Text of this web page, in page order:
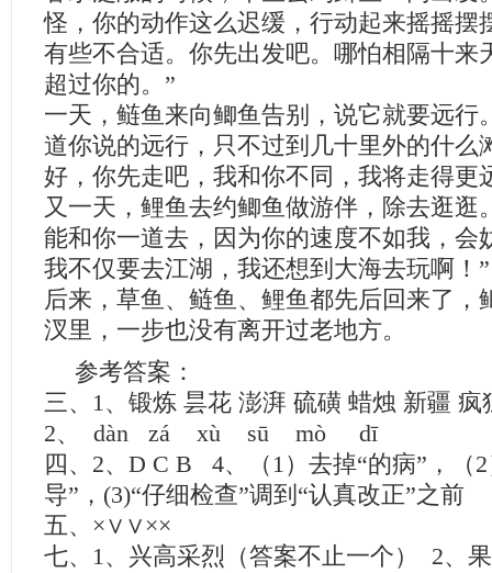
怪，你的动作这么迟缓，行动起来摇摇摆
有些不合适。你先出发吧。哪怕相隔十来
超过你的。”
一天，鲢鱼来向鲫鱼告别，说它就要远行
道你说的远行，只不过到几十里外的什么
好，你先走吧，我和你不同，我将走得更
又一天，鲤鱼去约鲫鱼做游伴，除去逛逛
能和你一道去，因为你的速度不如我，会
我不仅要去江湖，我还想到大海去玩啊！”
后来，草鱼、鲢鱼、鲤鱼都先后回来了，
汊里，一步也没有离开过老地方。
参考答案：
三、1、锻炼 昙花 澎湃 硫磺 蜡烛 新疆 疯
2、 dàn zá xù sū mò dī
四、2、D C B 4、（1）去掉“的病”，（2
导”，(3)“仔细检查”调到“认真改正”之前
五、×∨∨××
七、1、兴高采烈（答案不止一个） 2、